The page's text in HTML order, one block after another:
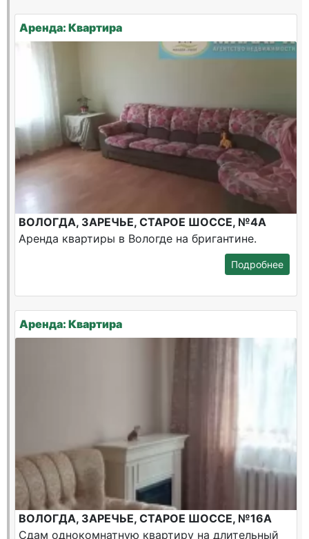
Аренда: Квартира
ВОЛОГДА, ЗАРЕЧЬЕ, СТАРОЕ ШОССЕ, №4А
Аренда квартиры в Вологде на бригантине.
Подробнее
Аренда: Квартира
ВОЛОГДА, ЗАРЕЧЬЕ, СТАРОЕ ШОССЕ, №16А
Сдам однокомнатную квартиру на длительный